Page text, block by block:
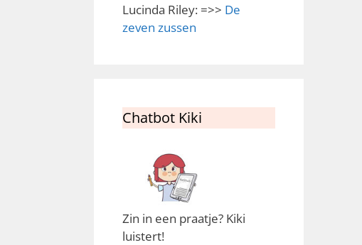
Lucinda Riley: =>> De
zeven zussen
Chatbot Kiki
Zin in een praatje? Kiki
luistert!